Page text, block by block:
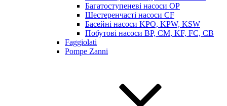
Багатоступеневі насоси OP
Шестеренчасті насоси CF
Басейні насоси KPO, KPW, KSW
Побутові насоси BP, CM, KF, FC, CB
Faggiolati
Pompe Zanni